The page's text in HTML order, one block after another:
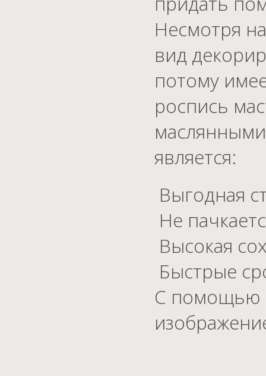
Несмотря
вид
потому
роспись
является:
Выгодная
Не
Высокая
Быстрые
С помощью